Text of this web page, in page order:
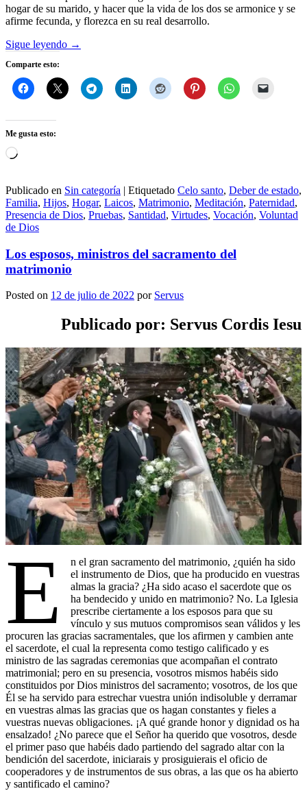
hogar de su marido, y hacer que la vida de los dos se armonice y se
afirme fecunda, y florezca en su real desarrollo.
Sigue leyendo →
Comparte esto:
Me gusta esto:
Cargando...
Publicado en Sin categoría | Etiquetado Celo santo, Deber de estado,
Familia, Hijos, Hogar, Laicos, Matrimonio, Meditación, Paternidad,
Presencia de Dios, Pruebas, Santidad, Virtudes, Vocación, Voluntad
de Dios
Los esposos, ministros del sacramento del
matrimonio
Posted on 12 de julio de 2022 por Servus
Publicado por: Servus Cordis Iesu
E
n el gran sacramento del matrimonio, ¿quién ha sido
el instrumento de Dios, que ha producido en vuestras
almas la gracia? ¿Ha sido acaso el sacerdote que os
ha bendecido y unido en matrimonio? No. La Iglesia
prescribe ciertamente a los esposos para que su
vínculo y sus mutuos compromisos sean válidos y les
procuren las gracias sacramentales, que los afirmen y cambien ante
el sacerdote, el cual la representa como testigo calificado y es
ministro de las sagradas ceremonias que acompañan el contrato
matrimonial; pero en su presencia, vosotros mismos habéis sido
constituidos por Dios ministros del sacramento; vosotros, de los que
Él se ha servido para estrechar vuestra unión indisoluble y derramar
en vuestras almas las gracias que os hagan constantes y fieles a
vuestras nuevas obligaciones. ¡A qué grande honor y dignidad os ha
ensalzado! ¿No parece que el Señor ha querido que vosotros, desde
el primer paso que habéis dado partiendo del sagrado altar con la
bendición del sacerdote, iniciarais y prosiguierais el oficio de
cooperadores y de instrumentos de sus obras, a las que os ha abierto
y santificado el camino?